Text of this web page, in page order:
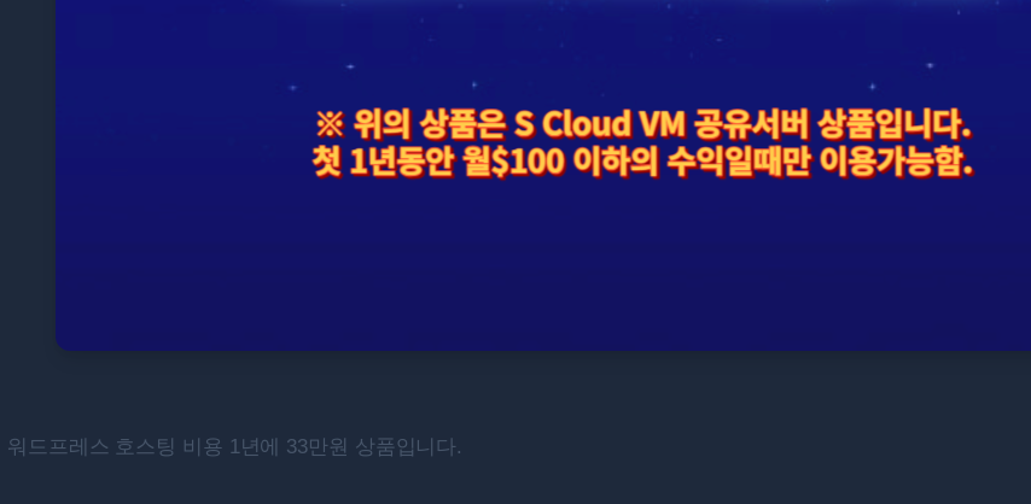
워드프레스 호스팅 비용 1년에 33만원 상품입니다.